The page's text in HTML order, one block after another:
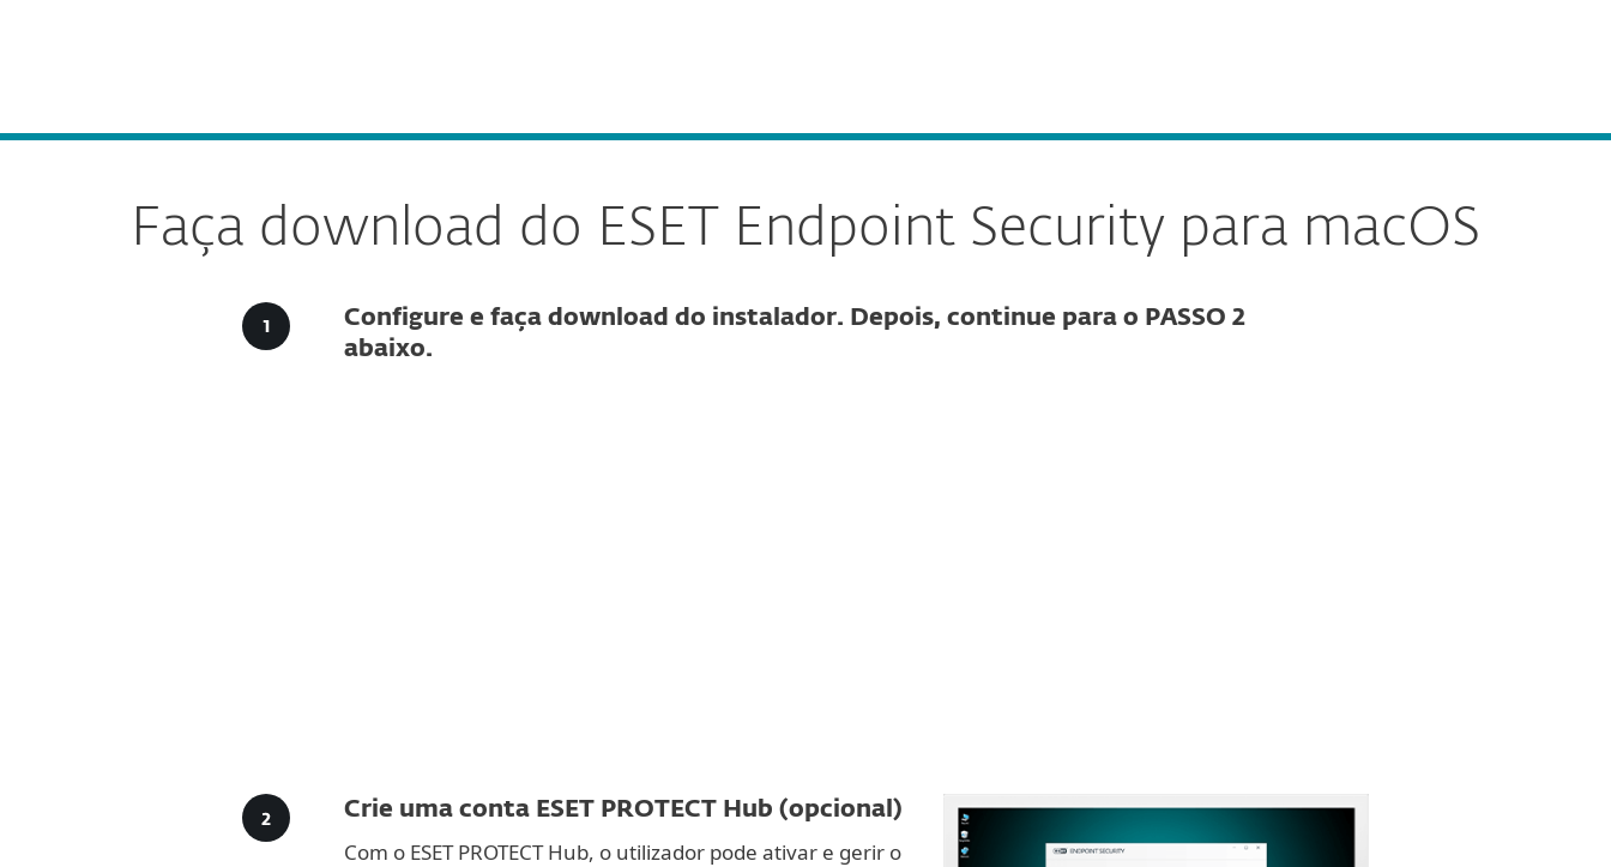
Faça download do ESET Endpoint Security para macOS
Configure e faça download do instalador. Depois, continue para o PASSO 2
abaixo.
Crie uma conta ESET PROTECT Hub (opcional)
Com o ESET PROTECT Hub, o utilizador pode ativar e gerir o